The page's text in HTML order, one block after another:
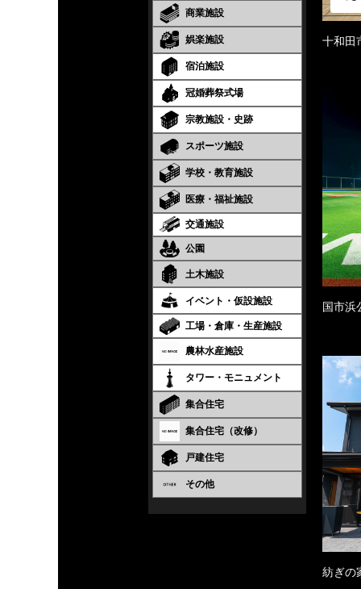
商業施設
娯楽施設
宿泊施設
冠婚葬祭式場
宗教施設・史跡
スポーツ施設
学校・教育施設
医療・福祉施設
交通施設
公園
土木施設
イベント・仮設施設
工場・倉庫・生産施設
農林水産施設
タワー・モニュメント
集合住宅
集合住宅（改修）
戸建住宅
その他
十和田
国市浜
紡ぎの